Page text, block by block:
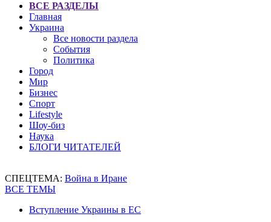
ВСЕ РАЗДЕЛЫ
Главная
Украина
Все новости раздела
События
Политика
Город
Мир
Бизнес
Спорт
Lifestyle
Шоу-биз
Наука
БЛОГИ ЧИТАТЕЛЕЙ
СПЕЦТЕМА: Война в Иране
ВСЕ ТЕМЫ
Вступление Украины в ЕС